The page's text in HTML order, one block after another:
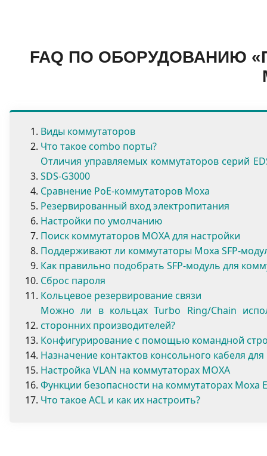
FAQ ПО ОБОРУДОВАНИЮ
Виды коммутаторов
Что такое combo порты?
Отличия управляемых коммутаторов серий
SDS-G3000
Сравнение РоЕ-коммутаторов Moxa
Резервированный вход электропитания
Настройки по умолчанию
Поиск коммутаторов MOXA для настройки
Поддерживают ли коммутаторы Moxa SFP-
Как правильно подобрать SFP-модуль для
Сброс пароля
Кольцевое резервирование связи
Можно ли в кольцах Turbo Ring/Chain
сторонних производителей?
Конфигурирование с помощью командной
Назначение контактов консольного кабеля
Настройка VLAN на коммутаторах MOXA
Функции безопасности на коммутаторах Moxa
Что такое ACL и как их настроить?